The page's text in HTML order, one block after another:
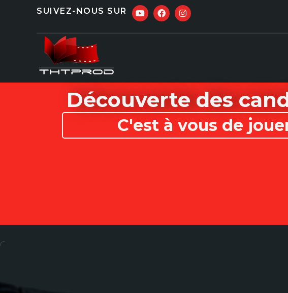
SUIVEZ-NOUS SUR
Découverte des
C'est à vous de